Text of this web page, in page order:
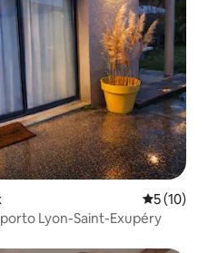
5 de uma
5 (10)
Lyon-Saint-Exupéry